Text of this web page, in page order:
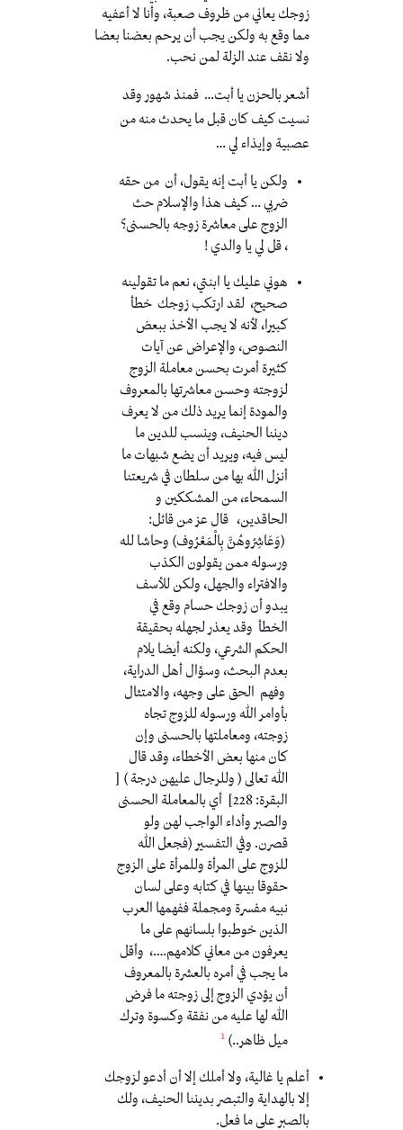
زوجك يعاني من ظروف صعبة، وأنا لا أعفيه
مما وقع به ولكن يجب أن يرحم بعضنا بعضا
ولا نقف عند الزلة لمن نحب.
أشعر بالحزن يا أبت… فمنذ شهور وقد
نسيت كيف كان قبل ما يحدث منه من
عصبية وإيذاء لي …
ولكن يا أبت إنه يقول، أن من حقه
ضربي … كيف هذا والإسلام حث
الزوج على معاشرة زوجه بالحسنى؟
، قل لي يا والدي !
هوني عليك يا ابنتي، نعم ما تقولينه
صحيح، لقد ارتكب زوجك خطأ
كبيرا، لأنه لا يجب الأخذ ببعض
النصوص، والإعراض عن آيات
كثيرة أمرت بحسن معاملة الزوج
لزوجته وحسن معاشرتها بالمعروف
والمودة إنما يريد ذلك من لا يعرف
ديننا الحنيف، وينسب للدين ما
ليس فيه، ويريد أن يضع شبهات ما
أنزل الله بها من سلطان في شريعتنا
السمحاء، من المشككين و
الحاقدين، قال عز من قائل:
(وَعَاشِرُوهُنَّ بِالْمَعْرُوف) وحاشا لله
ورسوله ممن يقولون الكذب
والافتراء والجهل، ولكن للأسف
يبدو أن زوجك حسام وقع في
الخطأ وقد يعذر لجهله بحقيقة
الحكم الشرعي، ولكنه أيضا يلام
بعدم البحث، وسؤال أهل الدراية،
وفهم الحق على وجهه، والامتثال
بأوامر الله ورسوله للزوج تجاه
زوجته، ومعاملتها بالحسنى وإن
كان منها بعض الأخطاء، وقد قال
الله تعالى ( وللرجال عليهن درجة ) [
البقرة: 228] أي بالمعاملة الحسنى
والصبر وأداء الواجب لهن ولو
قصرن. وفي التفسير (فجعل الله
للزوج على المرأة وللمرأة على الزوج
حقوقا بينها في كتابه وعلى لسان
نبيه مفسرة ومجملة ففهمها العرب
الذين خوطبوا بلسانهم على ما
يعرفون من معاني كلامهم….، وأقل
ما يجب في أمره بالعشرة بالمعروف
أن يؤدي الزوج إلى زوجته ما فرض
الله لها عليه من نفقة وكسوة وترك
ميل ظاهر..) 1
أعلم يا غالية، ولا أملك إلا أن أدعو لزوجك
إلا بالهداية والتبصر بديننا الحنيف، ولك
بالصبر على ما فعل.